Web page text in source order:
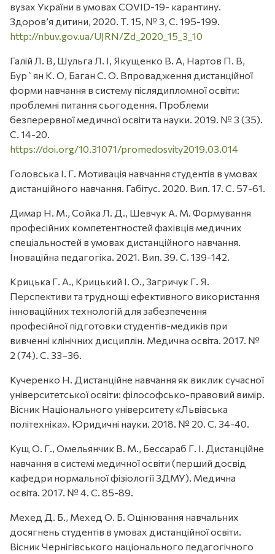
вузах України в умовах COVID-19- карантину.
Здоров’я дитини, 2020. Т. 15, № 3, С. 195-199.
http://nbuv.gov.ua/UJRN/Zd_2020_15_3_10
Галій Л. В, Шульга Л. І, Якущенко В. А, Нартов П. В,
Бур`ян К. О, Баган С. О. Впровадження дистанційної
форми навчання в систему післядипломної освіти:
проблемні питання сьогодення. Проблеми
безперервної медичної освіти та науки. 2019. № 3 (35).
С. 14-20.
https://doi.org/10.31071/promedosvity2019.03.014
Головська І. Г. Мотивація навчання студентів в умовах
дистанційного навчання. Габітус. 2020. Вип. 17. С. 57-61.
Димар Н. М., Сойка Л. Д., Шевчук А. М. Формування
професійних компетентностей фахівців медичних
спеціальностей в умовах дистанційного навчання.
Іноваційна педагогіка. 2021. Вип. 39. С. 139-142.
Крицька Г. А., Крицький І. О., Загричук Г. Я.
Перспективи та труднощі ефективного використання
інноваційних технологій для забезпечення
професійної підготовки студентів-медиків при
вивченні клінічних дисциплін. Медична освіта. 2017. №
2 (74). С. 33–36.
Кучеренко Н. Дистанційне навчання як виклик сучасної
університетської освіти: філософсько-правовий вимір.
Вісник Національного університету «Львівська
політехніка». Юридичні науки. 2018. № 20. С. 34-40.
Кущ О. Г., Омельянчик В. М., Бессараб Г. І. Дистанційне
навчання в системі медичної освіти (перший досвід
кафедри нормальної фізіології ЗДМУ). Медична
освіта. 2017. № 4. С. 85-89.
Мехед Д. Б., Мехед О. Б. Оцінювання навчальних
досягнень студентів в умовах дистанційної освіти.
Вісник Чернігівського національного педагогічного